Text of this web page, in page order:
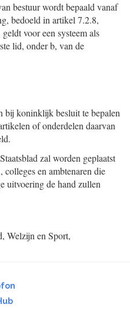
bestuur wordt bepaald vanaf
bedoeld in artikel 7.2.8,
voor een systeem als
lid, onder b, van de
bij koninklijk besluit te bepalen
of onderdelen daarvan
zal worden geplaatst
colleges en ambtenaren die
uitvoering de hand zullen
Welzijn en Sport,